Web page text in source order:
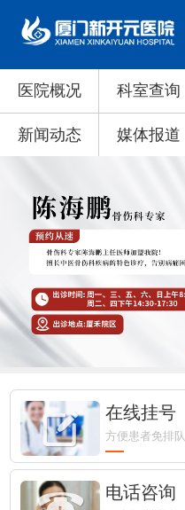
医院概况 科室查询
新闻动态 媒体报道
在线挂号
方便患者免排队
电话咨询